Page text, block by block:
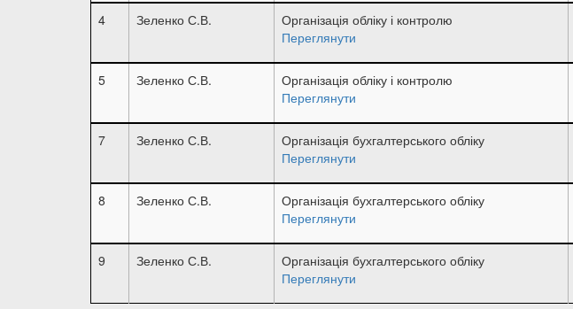
4 Зеленко С.В.
Організація обліку і контролю
Переглянути
5 Зеленко С.В.
Організація обліку і контролю
Переглянути
7 Зеленко С.В.
Організація бухгалтерського обліку
Переглянути
8 Зеленко С.В.
Організація бухгалтерського обліку
Переглянути
9 Зеленко С.В.
Організація бухгалтерського обліку
Переглянути